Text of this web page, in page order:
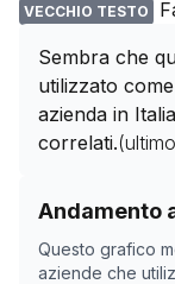
VECCHIO TESTO
Sembra che
utilizzato
azienda in
correlati.
Andamento
Questo grafico
aziende che
Storico
11/04/2025